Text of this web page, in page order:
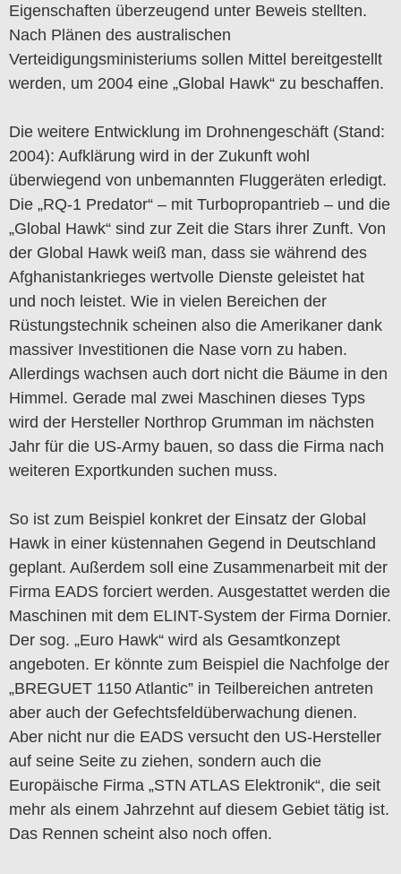
Eigenschaften überzeugend unter Beweis stellten.
Nach Plänen des australischen
Verteidigungsministeriums sollen Mittel bereitgestellt
werden, um 2004 eine „Global Hawk“ zu beschaffen.
Die weitere Entwicklung im Drohnengeschäft (Stand:
2004): Aufklärung wird in der Zukunft wohl
überwiegend von unbemannten Fluggeräten erledigt.
Die „RQ-1 Predator“ – mit Turbopropantrieb – und die
„Global Hawk“ sind zur Zeit die Stars ihrer Zunft. Von
der Global Hawk weiß man, dass sie während des
Afghanistankrieges wertvolle Dienste geleistet hat
und noch leistet. Wie in vielen Bereichen der
Rüstungstechnik scheinen also die Amerikaner dank
massiver Investitionen die Nase vorn zu haben.
Allerdings wachsen auch dort nicht die Bäume in den
Himmel. Gerade mal zwei Maschinen dieses Typs
wird der Hersteller Northrop Grumman im nächsten
Jahr für die US-Army bauen, so dass die Firma nach
weiteren Exportkunden suchen muss.
So ist zum Beispiel konkret der Einsatz der Global
Hawk in einer küstennahen Gegend in Deutschland
geplant. Außerdem soll eine Zusammenarbeit mit der
Firma EADS forciert werden. Ausgestattet werden die
Maschinen mit dem ELINT-System der Firma Dornier.
Der sog. „Euro Hawk“ wird als Gesamtkonzept
angeboten. Er könnte zum Beispiel die Nachfolge der
„BREGUET 1150 Atlantic” in Teilbereichen antreten
aber auch der Gefechtsfeldüberwachung dienen.
Aber nicht nur die EADS versucht den US-Hersteller
auf seine Seite zu ziehen, sondern auch die
Europäische Firma „STN ATLAS Elektronik“, die seit
mehr als einem Jahrzehnt auf diesem Gebiet tätig ist.
Das Rennen scheint also noch offen.